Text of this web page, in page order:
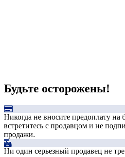
Будьте осторожены!
Никогда не вносите предоплату на
встретитесь с продавцом и не
продажи.
Ни один серьезный продавец не